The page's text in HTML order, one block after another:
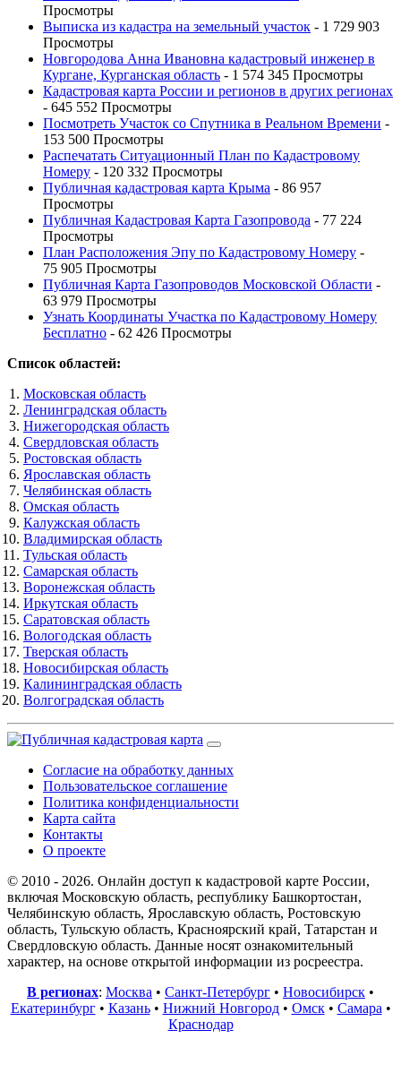
Просмотры
Выписка из кадастра на земельный участок - 1 729 903
Просмотры
Новгородова Анна Ивановна кадастровый инженер в
Кургане, Курганская область - 1 574 345 Просмотры
Кадастровая карта России и регионов в других регионах
- 645 552 Просмотры
Посмотреть Участок со Спутника в Реальном Времени -
153 500 Просмотры
Распечатать Ситуационный План по Кадастровому
Номеру - 120 332 Просмотры
Публичная кадастровая карта Крыма - 86 957
Просмотры
Публичная Кадастровая Карта Газопровода - 77 224
Просмотры
План Расположения Эпу по Кадастровому Номеру -
75 905 Просмотры
Публичная Карта Газопроводов Московской Области -
63 979 Просмотры
Узнать Координаты Участка по Кадастровому Номеру
Бесплатно - 62 426 Просмотры
Список областей:
Московская область
Ленинградская область
Нижегородская область
Свердловская область
Ростовская область
Ярославская область
Челябинская область
Омская область
Калужская область
Владимирская область
Тульская область
Самарская область
Воронежская область
Иркутская область
Саратовская область
Вологодская область
Тверская область
Новосибирская область
Калининградская область
Волгоградская область
Согласие на обработку данных
Пользовательское соглашение
Политика конфиденциальности
Карта сайта
Контакты
О проекте
© 2010 - 2026. Онлайн доступ к кадастровой карте России,
включая Московскую область, республику Башкортостан,
Челябинскую область, Ярославскую область, Ростовскую
область, Тульскую область, Красноярский край, Татарстан и
Свердловскую область. Данные носят ознакомительный
характер, на основе открытой информации из росреестра.
В регионах: Москва • Санкт-Петербург • Новосибирск •
Екатеринбург• Казань• Нижний Новгород• Омск• Самара •
Краснодар